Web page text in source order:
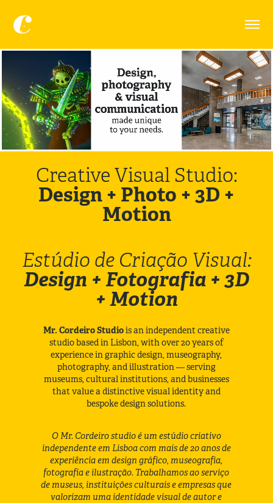
Creative Visual Studio:
Design + Photo + 3D +
Motion
Estúdio de Criação Visual:
Design + Fotografia + 3D
+ Motion
Mr. Cordeiro Studiois an independent creative
studio based in Lisbon, with over 20 years of
experience in graphic design, museography,
photography, and illustration — serving
museums, cultural institutions, and businesses
that value a distinctive visual identity and
bespoke design solutions.
O Mr. Cordeiro studio é um estúdio criativo
independente em Lisboa com mais de 20 anos de
experiência em design gráfico, museografia,
fotografia e ilustração. Trabalhamos ao serviço
de museus, instituições culturais e empresas que
valorizam uma identidade visual de autor e